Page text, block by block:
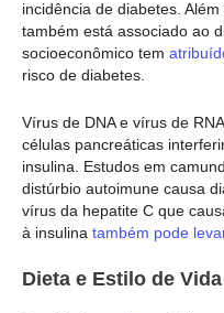
incidência de diabetes.
também está associado ao
socioeconômico tem
risco de diabetes.
Vírus de DNA e vírus de
células pancreáticas
insulina. Estudos em
distúrbio autoimune causa
vírus da hepatite C que
à insulina também pode
Dieta e Estilo de Vida